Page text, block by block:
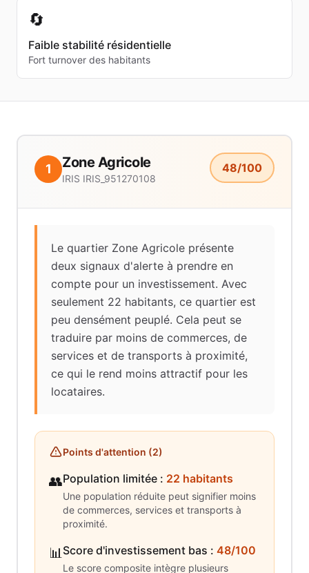
🔄
Faible stabilité résidentielle
Fort turnover des habitants
1 Zone Agricole
IRIS IRIS_951270108
48/100
Le quartier Zone Agricole présente
deux signaux d'alerte à prendre en
compte pour un investissement. Avec
seulement 22 habitants, ce quartier est
peu densément peuplé. Cela peut se
traduire par moins de commerces, de
services et de transports à proximité,
ce qui le rend moins attractif pour les
locataires.
Points d'attention (2)
👥Population limitée : 22 habitants
Une population réduite peut signifier moins
de commerces, services et transports à
proximité.
📊Score d'investissement bas : 48/100
Le score composite intègre plusieurs